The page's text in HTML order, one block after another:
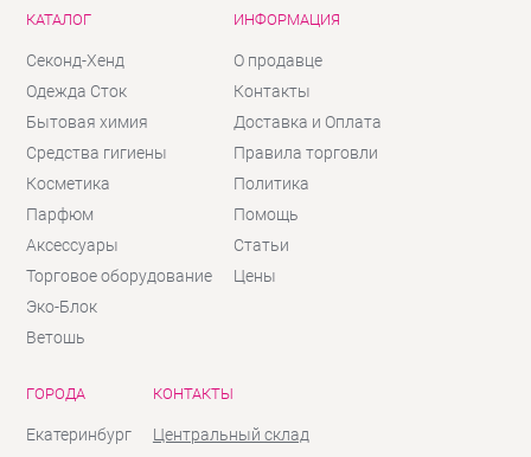
КАТАЛОГ
Секонд-Хенд
Одежда Сток
Бытовая химия
Средства гигиены
Косметика
Парфюм
Аксессуары
Торговое оборудование
Эко-Блок
Ветошь
ИНФОРМАЦИЯ
О продавце
Контакты
Доставка и Оплата
Правила торговли
Политика
Помощь
Статьи
Цены
ГОРОДА
Екатеринбург
КОНТАКТЫ
Центральный склад